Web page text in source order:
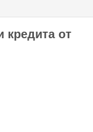
кредита от